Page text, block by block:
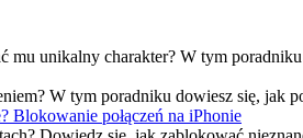
mu unikalny charakter? W tym
W tym poradniku dowiesz się, jak
Blokowanie połączeń na iPhonie